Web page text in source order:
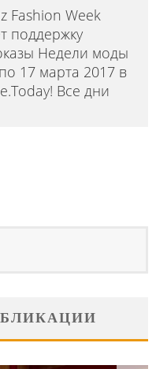
Fashion Week
поддержку
Недели моды
17 марта 2017 в
Все дни